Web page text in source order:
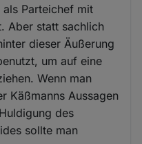
Parteichef mit
Aber statt sachlich
dieser Äußerung
um auf eine
Wenn man
Käßmanns Aussagen
des
sollte man